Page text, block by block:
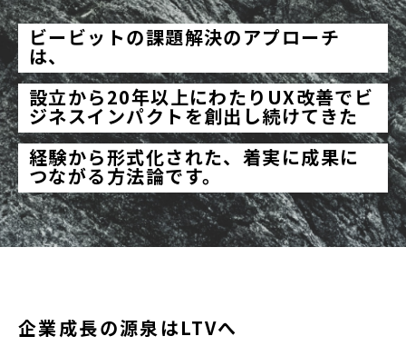
ビービットの課題解決のアプローチ
は、
設立から20年以上にわたりUX改善でビ
ジネスインパクトを創出し続けてきた
経験から形式化された、着実に成果に
つながる方法論です。
企業成長の源泉はLTVへ